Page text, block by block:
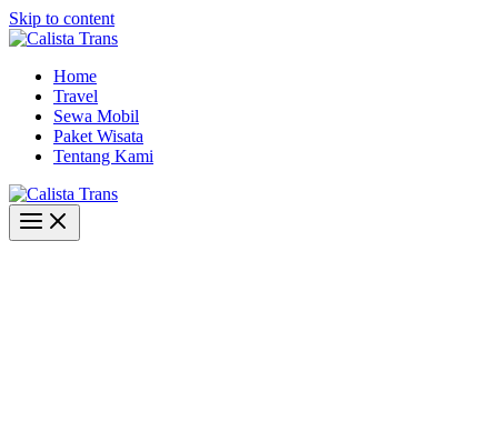
Skip to content
Home
Travel
Sewa Mobil
Paket Wisata
Tentang Kami